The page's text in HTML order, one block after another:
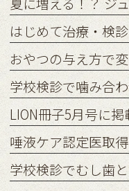
LION冊子5月号に
唾液ケア認定医取
学校検診でむし歯